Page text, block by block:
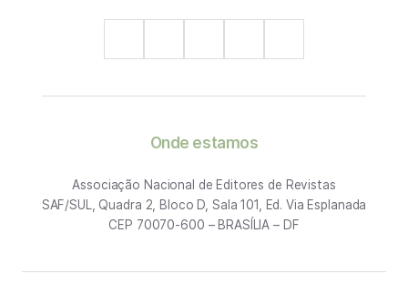
Onde estamos
Associação Nacional de Editores de Revistas
SAF/SUL, Quadra 2, Bloco D, Sala 101, Ed. Via Esplanada
CEP 70070-600 – BRASÍLIA – DF